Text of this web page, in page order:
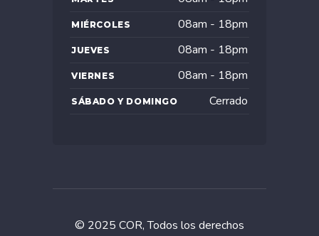
MIÉRCOLES 08am - 18pm
JUEVES 08am - 18pm
VIERNES 08am - 18pm
SÁBADO Y DOMINGO Cerrado
© 2025 COR, Todos los derechos